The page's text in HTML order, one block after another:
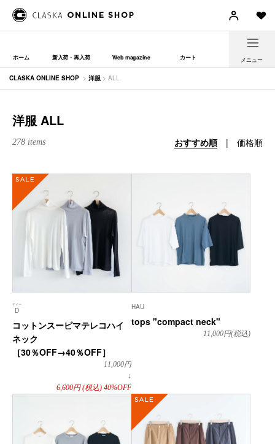
ホーム 新入荷・再入荷 Web magazine カート メニュー
CLASKA ONLINE SHOP > 洋服 > ALL
洋服 ALL
おすすめ順 | 価格順
278 items
D
ディー
コットンスーピマテレコハイ
ネック
［30％OFF→40％OFF］
11,000円
↓
6,600円(税込) 40%OFF
HAU
tops "compact neck"
11,000円(税込)